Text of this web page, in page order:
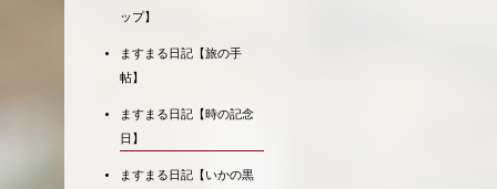
ップ】
ますまる日記【旅の手
帖】
ますまる日記【時の記念
日】
ますまる日記【いかの黒